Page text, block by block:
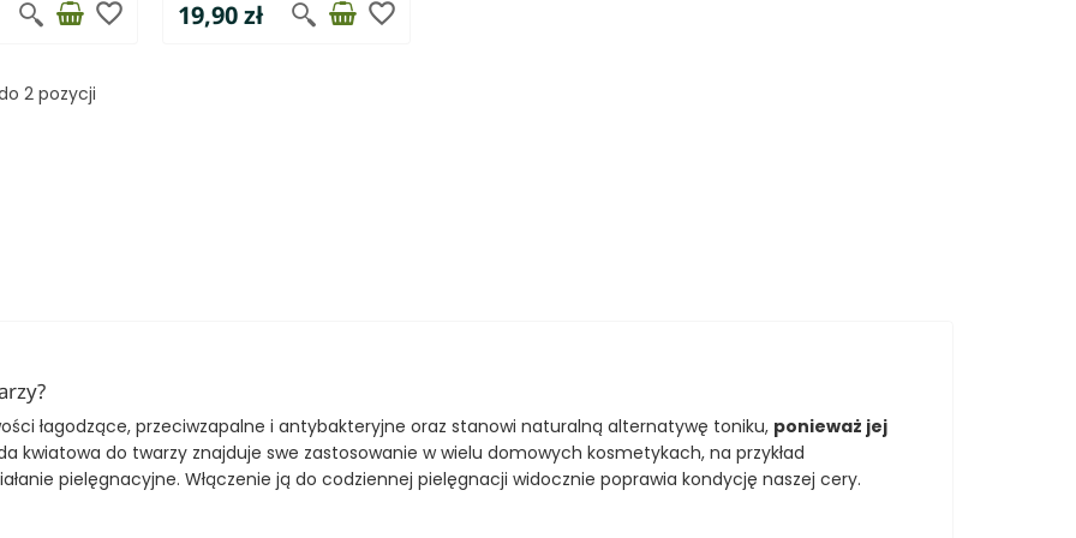
favorite_border 19,90 zł favorite_border
2 pozycji
łagodzące, przeciwzapalne i antybakteryjne oraz stanowi naturalną alternatywę toniku, ponieważ jej
kwiatowa do twarzy znajduje swe zastosowanie w wielu domowych kosmetykach, na przykład
pielęgnacyjne. Włączenie ją do codziennej pielęgnacji widocznie poprawia kondycję naszej cery.